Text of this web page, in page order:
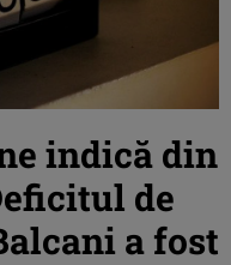
indică din
de
a fost